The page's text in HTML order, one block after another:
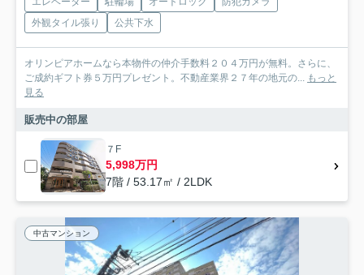
外観タイル張り
公共下水
オリンピアホームなら本物件の仲介手数料２０４万円が無料。さらに、
ご成約ギフト券５万円プレゼント。不動産業界２７年の地元の... もっと
見る
販売中の部屋
７F
5,998万円
7階 / 53.17㎡ / 2LDK
中古マンション